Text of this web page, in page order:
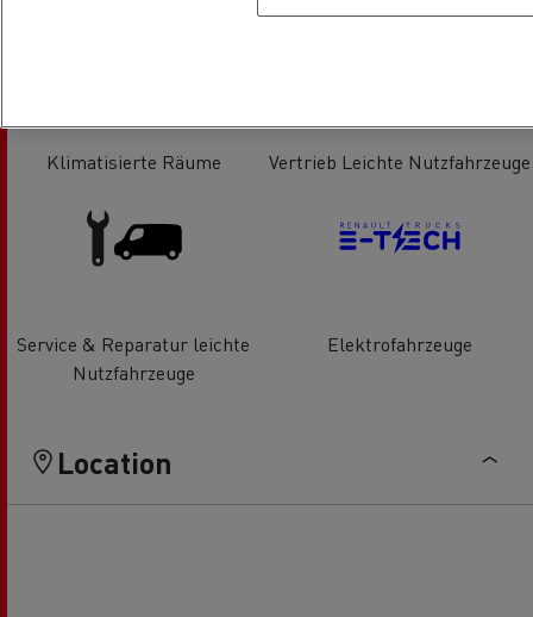
Klimatisierte Räume Vertrieb Leichte Nutzfahrzeuge
Service & Reparatur leichte
Nutzfahrzeuge
Elektrofahrzeuge
Location